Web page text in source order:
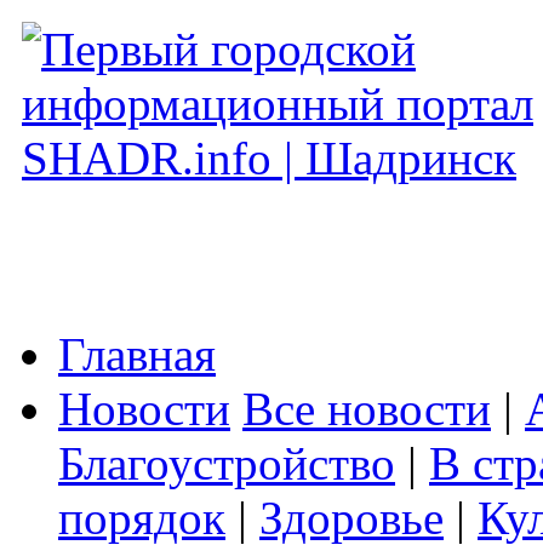
Главная
Новости Все новости |
Благоустройство | В
порядок | Здоровье |